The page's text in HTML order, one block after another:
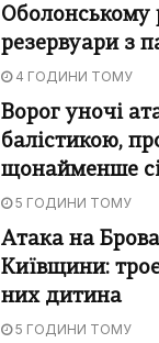
Оболонському
резервуари з
4 ГОДИНИ ТОМУ
Ворог уночі
балістикою,
щонайменше
5 ГОДИНИ ТОМУ
Атака на
Київщини:
них дитина
5 ГОДИНИ ТОМУ